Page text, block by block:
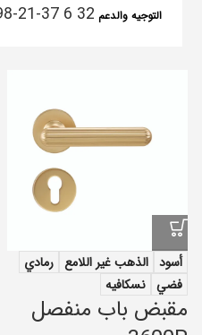
التوجيه والدعم 32 6 37-21-98+
أسود الذهب غير اللامع رمادي
فضي نسكافيه
مقبض باب منفصل